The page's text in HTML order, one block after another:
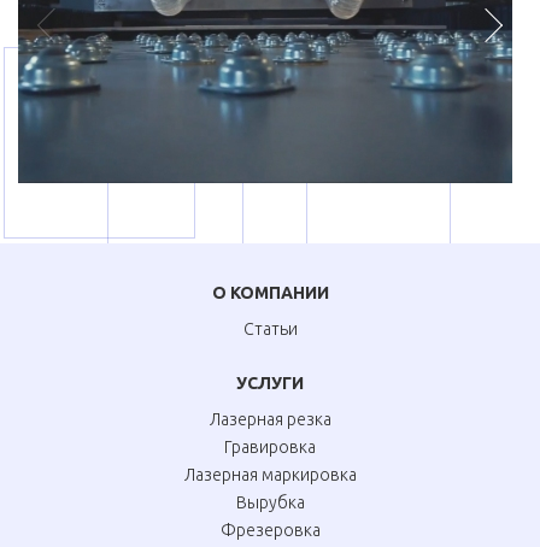
О КОМПАНИИ
Статьи
УСЛУГИ
Лазерная резка
Гравировка
Лазерная маркировка
Вырубка
Фрезеровка